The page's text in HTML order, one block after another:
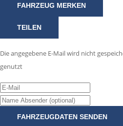
FAHRZEUG MERKEN
TEILEN
Die angegebene E-Mail wird nicht
genutzt
FAHRZEUGDATEN SENDEN